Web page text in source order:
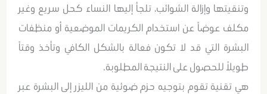
وتنقيتها وإزالة الشوائب، تلجأ إليها النساء كحل سريع وغير
مكلف عوضاً عن استخدام الكريمات الموضعية أو منظفات
البشرة التي قد لا تكون فعالة بالشكل الكافي وتأخذ وقتاً
طويلاً للحصول على النتيجة المطلوبة.
هي تقنية تقوم بتوجيه حزم ضوئية من الليزر إلى البشرة عبر